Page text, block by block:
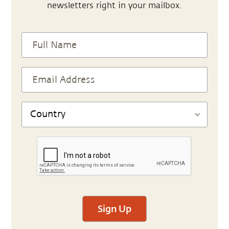
newsletters right in your mailbox.
Sign Up